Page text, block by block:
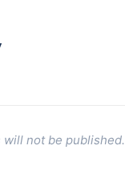
will not be published.